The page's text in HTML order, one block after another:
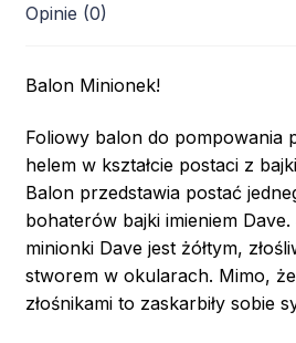
Opinie (0)
Balon Minionek!
Foliowy balon do pompowania
helem w kształcie postaci z
Balon przedstawia postać
bohaterów bajki imieniem
minionki Dave jest żółtym,
stworem w okularach. Mimo, że
złośnikami to zaskarbiły sobie